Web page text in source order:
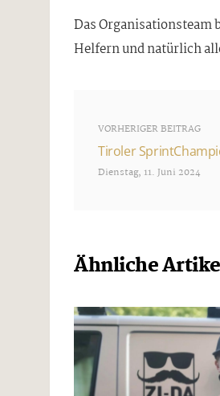
Das Organisationsteam
Helfern und natürlich
VORHERIGER BEITRAG
Tiroler
Dienstag, 11. Juni 2024
Ähnliche